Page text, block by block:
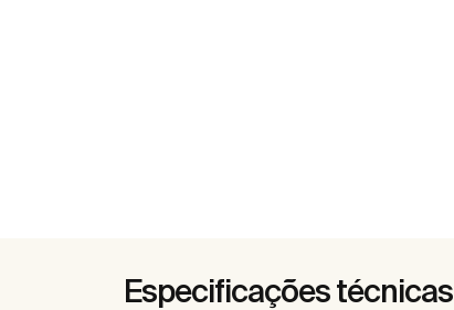
Especificações técnicas